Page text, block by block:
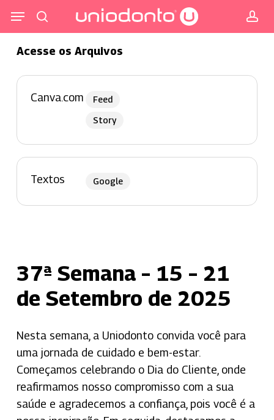
para
conteúdo
principal
Menu
Acesse os Arquivos
Canva.com
Feed
Story
Textos Google
37ª Semana – 15 – 21
de Setembro de 2025
Nesta semana, a Uniodonto convida você para
uma jornada de cuidado e bem-estar.
Começamos celebrando o Dia do Cliente, onde
reafirmamos nosso compromisso com a sua
saúde e agradecemos a confiança, pois você é a